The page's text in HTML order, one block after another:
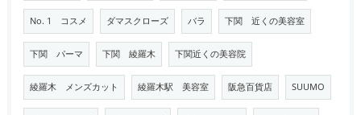
No. 1 コスメ ダマスクローズ バラ 下関 近くの美容室
下関 パーマ 下関 綾羅木 下関近くの美容院
綾羅木 メンズカット 綾羅木駅 美容室 阪急百貨店 SUUMO